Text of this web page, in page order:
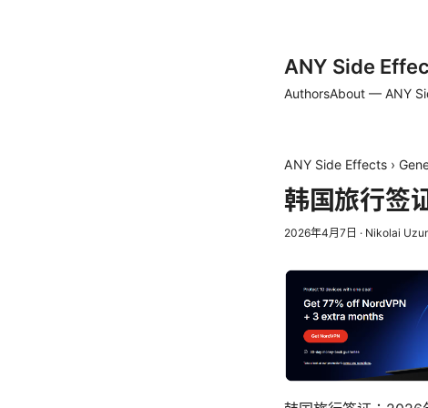
ANY Side
AuthorsAbout — ANY
ANY Side Effects ›
韩国旅行签
2026年4月7日 · Nikolai